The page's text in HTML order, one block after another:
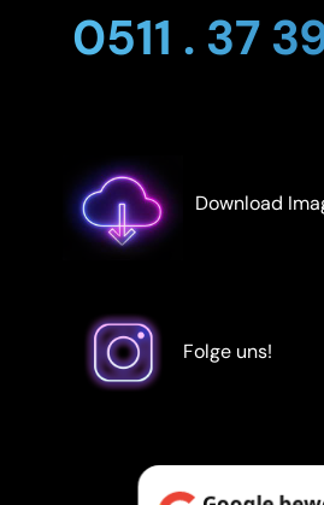
0511 . 37
Download
Folge uns!